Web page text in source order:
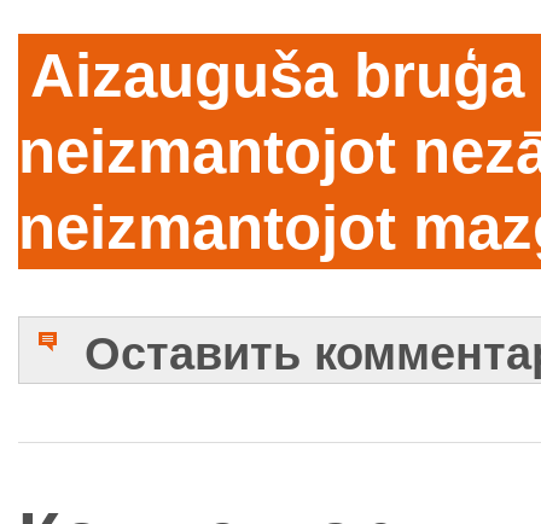
Aizauguša
neizmantojot
neizmantojot
Оставить
Имя